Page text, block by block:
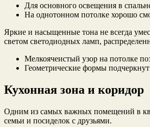
Для основного освещения в
На однотонном потолке хорошо
Яркие и насыщенные тона не всегда
светом светодиодных ламп,
Мелкоячеистый узор на потолке
Геометрические формы
Кухонная зона и коридор
Одним из самых важных помещений в
семьи и посиделок с друзьями.